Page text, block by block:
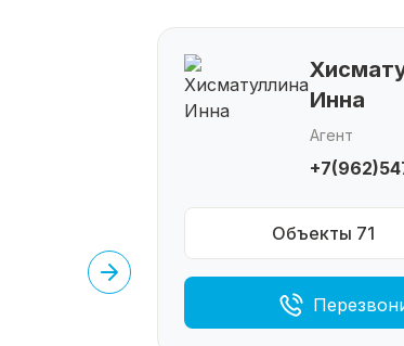
Инна
Агент
Объекты 71